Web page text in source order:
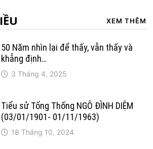
XEM THÊM
50 Năm nhìn lại để thấy, vẫn thấy và
khẳng định…
3 Tháng 4, 2025
Tiểu sử Tổng Thống NGÔ ĐÌNH DIỆM
(03/01/1901- 01/11/1963)
18 Tháng 10, 2024